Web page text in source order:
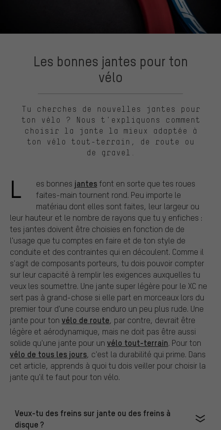
Les bonnes jantes pour ton
vélo
Tu cherches de nouvelles jantes pour
ton vélo ? Nous t'expliquons comment
choisir la jante la mieux adaptée à
ton vélo tout-terrain, de route ou
de gravel.
L es bonnes jantesfont en sorte que tes roues
faites-main tournent rond. Peu importe le
matériau dont elles sont faites, leur largeur ou
leur hauteur et le nombre de rayons que tu y enfiches :
tes jantes doivent être choisies en fonction de de
l'usage que tu comptes en faire et de ton style de
conduite et des contraintes qui en découlent. Comme il
s'agit de composants porteurs, tu dois pouvoir compter
sur leur capacité à remplir les exigences auxquelles tu
veux les soumettre. Une jante super légère pour le XC ne
sert pas à grand-chose si elle part en morceaux lors du
premier tour d'une course enduro un peu plus rude. Une
jante pour ton vélo de route, par contre, devrait être
légère et aérodynamique, mais ne doit pas être aussi
solide qu'une jante pour un vélo tout-terrain. Pour ton
vélo de tous les jours, c'est la durabilité qui prime. Dans
cet article, apprends à quoi tu dois veiller pour choisir la
jante qu'il te faut pour ton vélo.
Veux-tu des freins sur jante ou des freins à
disque ?